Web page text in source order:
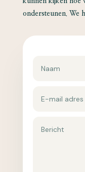
ondersteunen. We